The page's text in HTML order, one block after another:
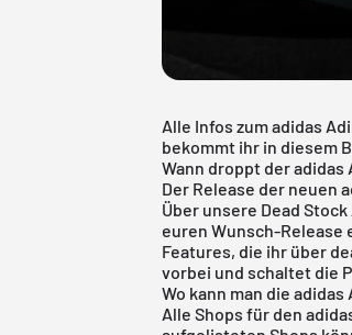
Alle Infos zum adidas
bekommt ihr in diesem
Wann droppt der adidas
Der Release der neuen
Über unsere Dead Stock
euren Wunsch-
Features, die ihr über
vorbei und schaltet die
Wo kann man die
Alle Shops für den